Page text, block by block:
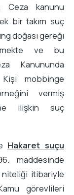
kanunu
bir takım suç
doğası gereği
ve bu
Kanununda
mobbinge
vermiş
ilişkin suç
Hakaret suçu
maddesinde
niteliği itibariyle
görevlileri